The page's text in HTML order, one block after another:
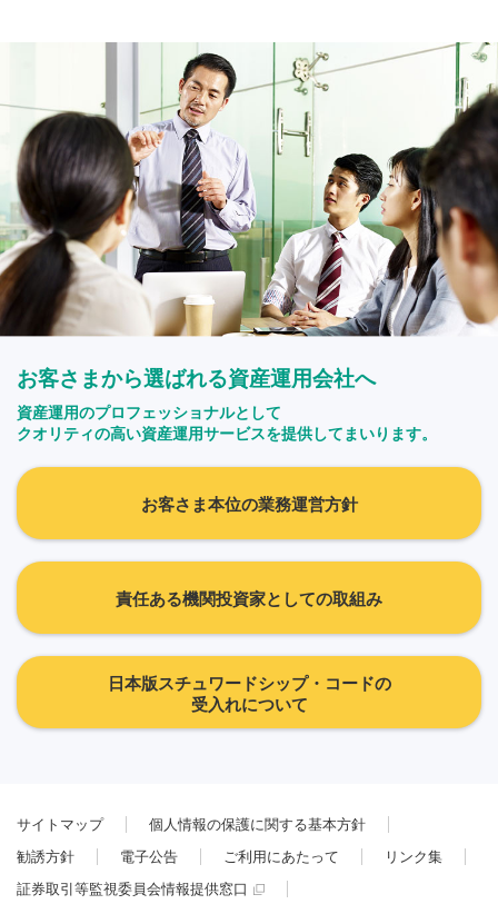
お客さまから選ばれる資産運用会社へ
資産運用のプロフェッショナルとして
クオリティの高い資産運用サービスを提供してまいります。
お客さま本位の業務運営方針
責任ある機関投資家としての取組み
日本版スチュワードシップ・コードの
受入れについて
サイトマップ
個人情報の保護に関する基本方針
勧誘方針
電子公告 ご利用にあたって
リンク集
証券取引等監視委員会情報提供窓口